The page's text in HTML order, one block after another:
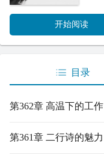
开始阅读
目录
第362章 高温下的工作
第361章 二行诗的魅力